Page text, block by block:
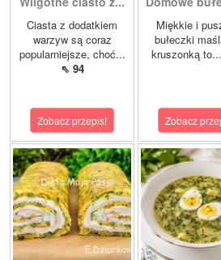
Ciasta z dodatkiem
warzyw są coraz
popularniejsze, choć...
⇖ 94
Zobacz przepis!
Miękkie i
bułeczki
kruszonką to...
Zobacz